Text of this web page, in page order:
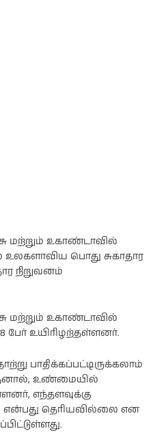
மற்றும் உகாண்டாவில்
பொது சுகாதார
நிறுவனம்
மற்றும் உகாண்டாவில்
உயிரிழற்தள்ளனர்.
பாதிக்கப்பட்டிருக்கலாம்
ஆனால், உண்மையில்
எந்தளவுக்கு
என்பது தெரியவில்லை என